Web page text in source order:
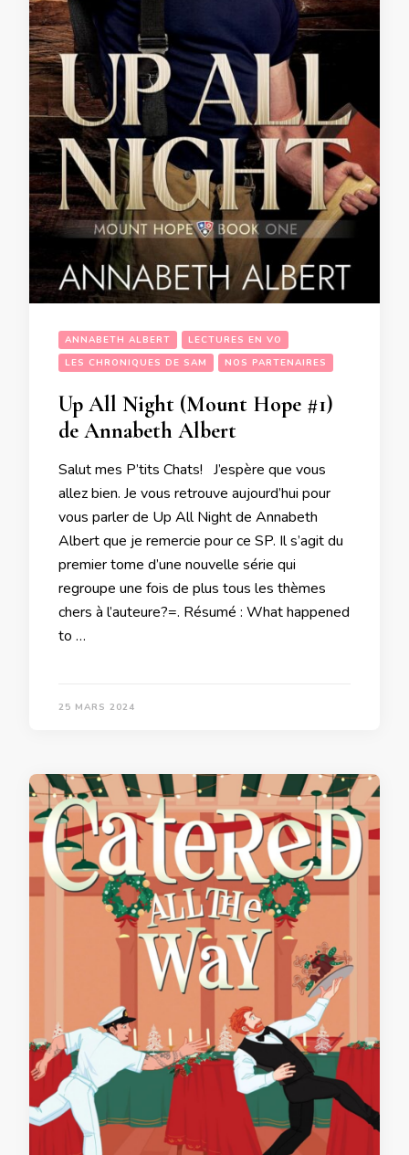
ANNABETH ALBERT
LECTURES EN VO
LES CHRONIQUES DE SAM
NOS PARTENAIRES
Up All Night (Mount Hope #1)
de Annabeth Albert
Salut mes P’tits Chats! J’espère que vous
allez bien. Je vous retrouve aujourd’hui pour
vous parler de Up All Night de Annabeth
Albert que je remercie pour ce SP. Il s’agit du
premier tome d’une nouvelle série qui
regroupe une fois de plus tous les thèmes
chers à l’auteure?=. Résumé : What happened
to …
25 MARS 2024